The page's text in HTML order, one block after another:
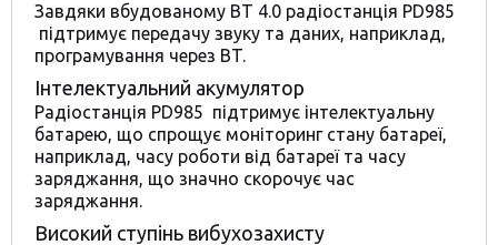
Завдяки вбудованому BT 4.0 радіостанція PD985
підтримує передачу звуку та даних, наприклад,
програмування через BT.
Інтелектуальний акумулятор
Радіостанція PD985 підтримує інтелектуальну
батарею, що спрощує моніторинг стану батареї,
наприклад, часу роботи від батареї та часу
заряджання, що значно скорочує час
заряджання.
Високий ступінь вибухозахисту